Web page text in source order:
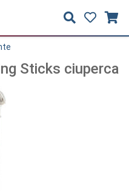
Sticks ciuperca